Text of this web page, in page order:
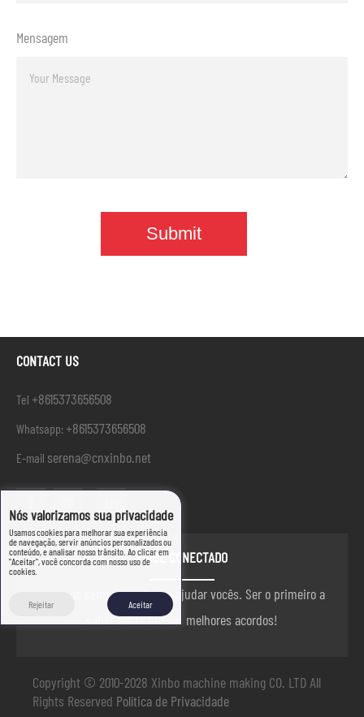
Mensagem
CONTACT US
Tel +8615373656508
Whatsapp:+8615373656508
E-mail serena@cnxinbo.net
FIQUE CONECTADO
estamos sempre aqui para ajudar vocês. Ser o primeiro a
saber sobre nossos melhores acordos!
Copyright © 2010-2028 Xinbo machine making CO. LTD All
Rights Reserved Política de Privacidade
Nós valorizamos sua privacidade
Usamos cookies para melhorar sua experiência
de navegação, servir anúncios personalizados ou
conteúdo, e analisar nosso trânsito. Ao clicar em
"Aceitar", você concorda com nosso uso de
cookies.
Rejeitar Aceitar